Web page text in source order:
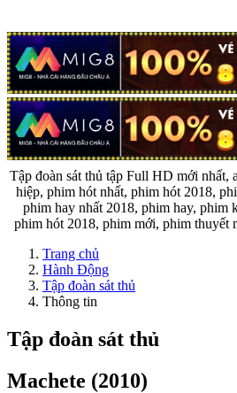
Tập đoàn sát thủ tập Full HD mới nhất,
hiệp, phim hót nhất, phim hót 2018,
phim hay nhất 2018, phim hay, phim
phim hót 2018, phim mới, phim thuyết
Trang chủ
Hành Động
Tập đoàn sát thủ
Thông tin
Tập đoàn sát thủ
Machete (2010)